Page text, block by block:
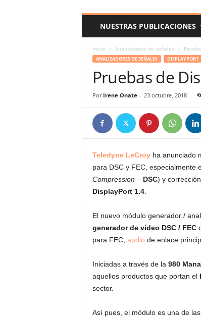
o
NUESTRAS PUBLICACIONES
Inicio Analizadores de señales
ANALIZADORES DE SEÑALES DISPLAYPORT
Pruebas de
Por Irene Onate - 23 octubre, 2018
Teledyne LeCroyha anunciado
para DSC y FEC, especialmente
Compression – DSC) y
DisplayPort 1.4.
El nuevo módulo generador /
generador de vídeo DSC / FEC
para FEC, audiode enlace
Iniciadas a través de la 980
aquellos productos que portan el
sector.
Así pues, el módulo es una de